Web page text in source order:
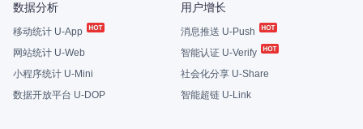
数据分析
移动统计 U-App
网站统计 U-Web
小程序统计 U-Mini
数据开放平台 U-DOP
用户增长
消息推送 U-Push
智能认证 U-Verify
社会化分享 U-Share
智能超链 U-Link